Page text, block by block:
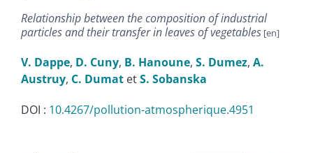
Relationship between the composition of industrial
particles and their transfer in leaves of vegetables
V. Dappe, D. Cuny, B. Hanoune, S. Dumez, A.
Austruy, C. Dumat etS. Sobanska
DOI : 10.4267/pollution-atmospherique.4951